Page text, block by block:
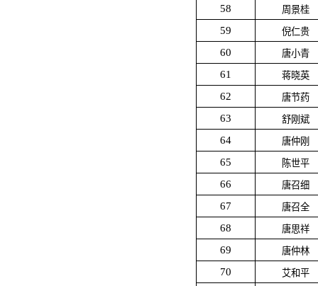
58 周景桂
59 倪仁贵
60 唐小青
61 蒋晓英
62 唐节药
63 舒刚斌
64 唐仲刚
65 陈世平
66 唐召细
67 唐召全
68 唐思祥
69 唐仲林
70 艾和平